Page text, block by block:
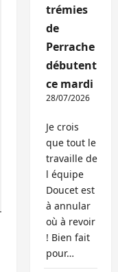
trémies
de
Perrache
débutent
ce mardi
28/07/2026
Je crois
que tout le
travaille de
l équipe
Doucet est
à annular
où à revoir
! Bien fait
pour…